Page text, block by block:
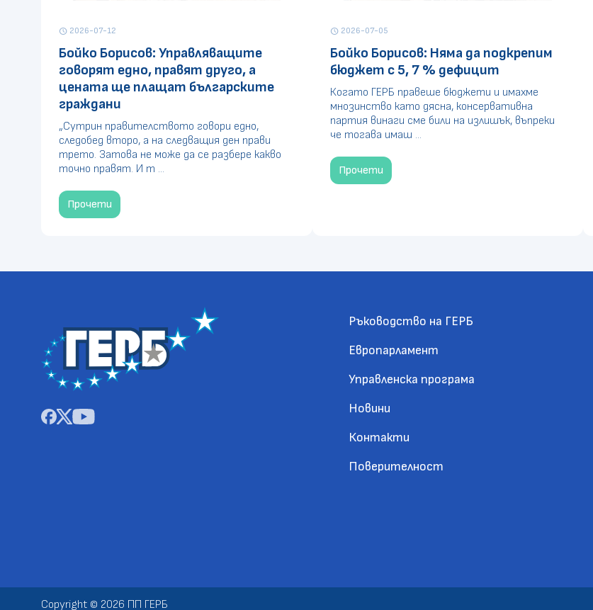
schedule2026-07-12
Бойко Борисов: Управляващите
говорят едно, правят друго, а
цената ще плащат българските
граждани
„Сутрин правителството говори едно,
следобед второ, а на следващия ден прави
трето. Затова не може да се разбере какво
точно правят. И т ...
Прочети
schedule2026-07-05
Бойко Борисов: Няма да подкрепим
бюджет с 5, 7 % дефицит
Когато ГЕРБ правеше бюджети и имахме
мнозинство като дясна, консервативна
партия винаги сме били на излишък, въпреки
че тогава имаш ...
Прочети
Ръководство на ГЕРБ
Европарламент
Управленска програма
Новини
Контакти
Поверителност
Copyright © 2026 ПП ГЕРБ